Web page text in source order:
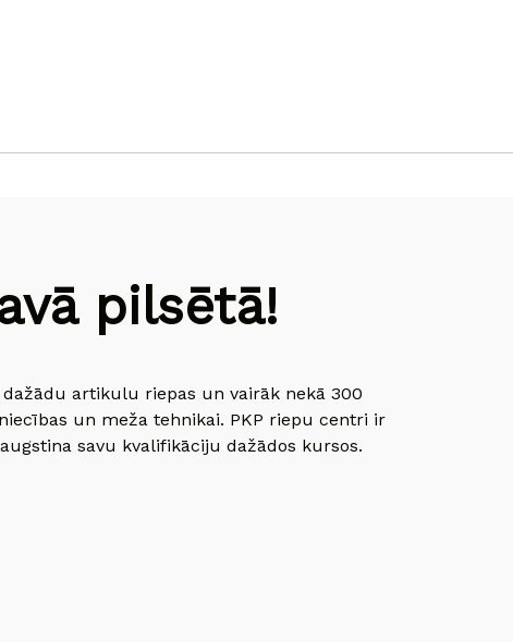
pilsētā!
artikulu riepas un vairāk nekā 300
un meža tehnikai. PKP riepu centri ir
savu kvalifikāciju dažādos kursos.